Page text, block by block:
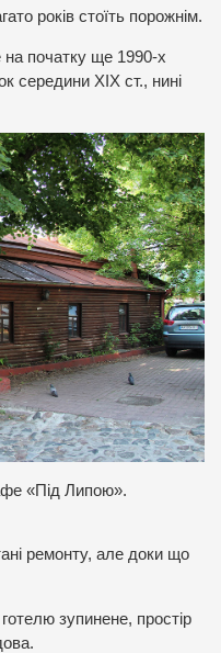
років стоїть порожнім.
на початку ще 1990-х
середини XIX ст., нині
«Під Липою».
ремонту, але доки що
зупинене, простір